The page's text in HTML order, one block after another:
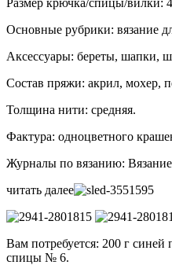
Основные рубрики: вязание
Аксессуары: береты, шапки,
Состав пряжи: акрил, мохер,
Толщина нити: средняя.
Фактура: одноцветного
Журналы по вязанию:
читать далее
Вам потребуется: 200 г
спицы № 6.